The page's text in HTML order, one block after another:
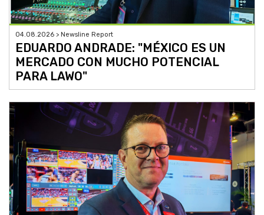
04.08.2026 > Newsline Report
EDUARDO ANDRADE: "MÉXICO ES UN
MERCADO CON MUCHO POTENCIAL
PARA LAWO"